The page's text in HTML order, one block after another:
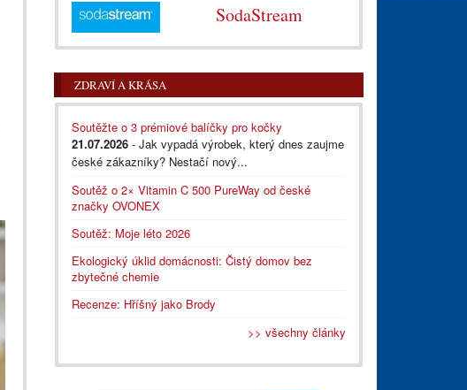
SodaStream
ZDRAVÍ A KRÁSA
Soutěžte o 3 prémiové balíčky pro kočky
21.07.2026 - Jak vypadá výrobek, který dnes zaujme
české zákazníky? Nestačí nový...
Soutěž o 2× Vitamin C 500 PureWay od české
značky OVONEX
Soutěž: Moje léto 2026
Ekologický úklid domácnosti: Čistý domov bez
zbytečné chemie
Recenze: Hříšný jako Brody
>> všechny články